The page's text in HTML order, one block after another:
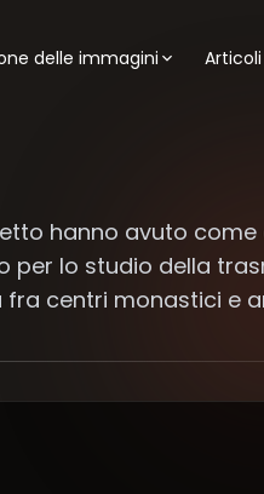
delle immagini
hanno avuto
lo studio della
centri monastici e